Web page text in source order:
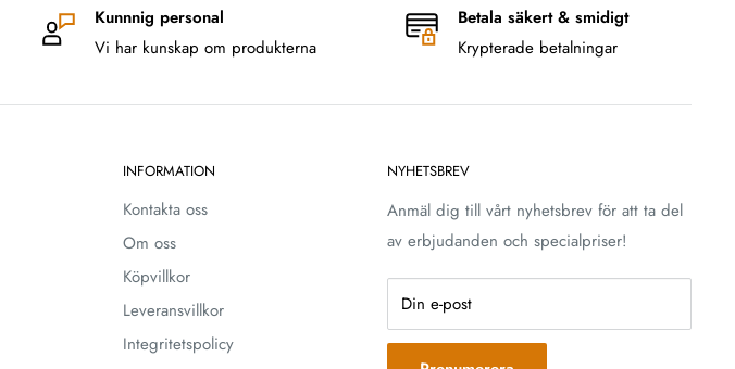
Kunnnig personal
Vi har kunskap om produkterna
Betala säkert & smidigt
Krypterade betalningar
INFORMATION
Kontakta oss
Om oss
Köpvillkor
Leveransvillkor
Integritetspolicy
NYHETSBREV
Anmäl dig till vårt nyhetsbrev för att ta del
av erbjudanden och specialpriser!
Din e-post